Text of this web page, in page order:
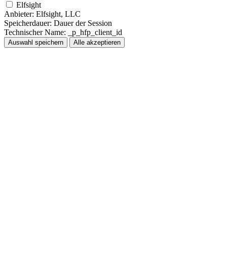
Elfsight
Anbieter: Elfsight, LLC
Speicherdauer: Dauer der Session
Technischer Name: _p_hfp_client_id
Auswahl speichern Alle akzeptieren